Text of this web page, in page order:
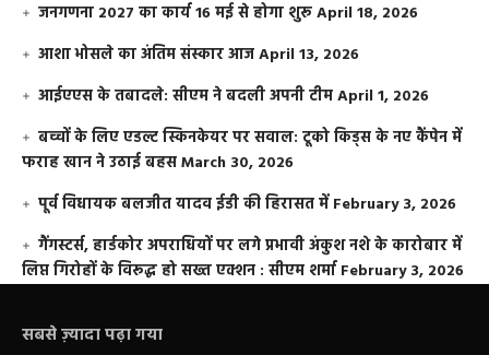
जनगणना 2027 का कार्य 16 मई से होगा शुरूApril 18, 2026
आशा भोसले का अंतिम संस्कार आजApril 13, 2026
आईएएस के तबादले: सीएम ने बदली अपनी टीमApril 1, 2026
बच्चों के लिए एडल्ट स्किनकेयर पर सवाल: टूको किड्स के नए कैंपेन में
फराह खान ने उठाई बहसMarch 30, 2026
पूर्व विधायक बलजीत यादव ईडी की हिरासत में February 3, 2026
गैंगस्टर्स, हार्डकोर अपराधियों पर लगे प्रभावी अंकुश नशे के कारोबार में
लिप्त गिरोहों के विरूद्ध हो सख्त एक्शन : सीएम शर्मा February 3, 2026
सबसे ज़्यादा पढ़ा गया